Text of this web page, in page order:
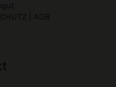
AGB